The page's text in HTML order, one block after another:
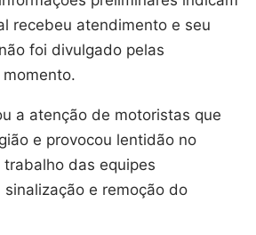
recebeu atendimento e seu
foi divulgado pelas
a atenção de motoristas que
e provocou lentidão no
das equipes
sinalização e remoção do